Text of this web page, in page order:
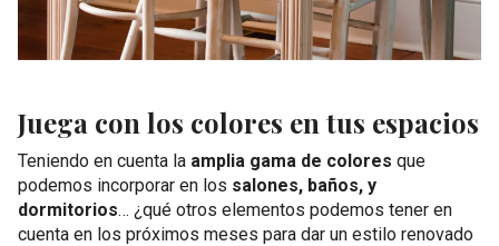
Juega con los colores en tus espacios
Teniendo en cuenta la amplia gama de colores que
podemos incorporar en los salones, baños, y
dormitorios… ¿qué otros elementos podemos tener en
cuenta en los próximos meses para dar un estilo renovado